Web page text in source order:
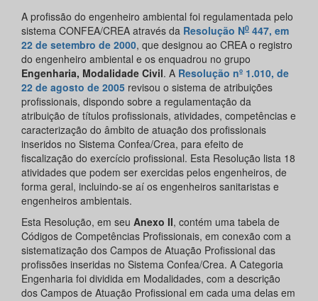
A profissão do engenheiro ambiental foi regulamentada pelo
sistema CONFEA/CREA através da Resolução N0 447, em
22 de setembro de 2000, que designou ao CREA o registro
do engenheiro ambiental e os enquadrou no grupo
Engenharia, Modalidade Civil. A Resolução nº 1.010, de
22 de agosto de 2005 revisou o sistema de atribuições
profissionais, dispondo sobre a regulamentação da
atribuição de títulos profissionais, atividades, competências e
caracterização do âmbito de atuação dos profissionais
inseridos no Sistema Confea/Crea, para efeito de
fiscalização do exercício profissional. Esta Resolução lista 18
atividades que podem ser exercidas pelos engenheiros, de
forma geral, incluindo-se aí os engenheiros sanitaristas e
engenheiros ambientais.
Esta Resolução, em seu Anexo II, contém uma tabela de
Códigos de Competências Profissionais, em conexão com a
sistematização dos Campos de Atuação Profissional das
profissões inseridas no Sistema Confea/Crea. A Categoria
Engenharia foi dividida em Modalidades, com a descrição
dos Campos de Atuação Profissional em cada uma delas em